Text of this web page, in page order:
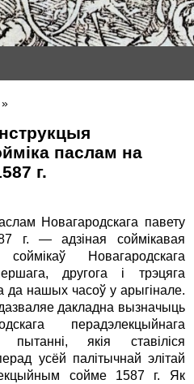
»
паслам на
г.
Новагародскага павету
г. — адзіная соймікавая
Новагародскага
другога і трэцяга
да нашых часоў у арыгінале.
дакладна вызначыць
перад­элекцыйнага
якія ста­віліся
усёй палітычнай элітай
сойме 1587 г. Як